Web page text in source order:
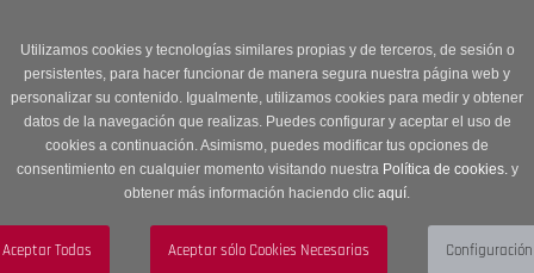
Utilizamos cookies y tecnologías similares propias y de terceros, de sesión o
persistentes, para hacer funcionar de manera segura nuestra página web y
personalizar su contenido. Igualmente, utilizamos cookies para medir y obtener
datos de la navegación que realizas. Puedes configurar y aceptar el uso de
cookies a continuación. Asimismo, puedes modificar tus opciones de
consentimiento en cualquier momento visitando nuestra Política de cookies.y
obtener más información haciendo clic aquí.
descuento en Sección OUTLET con código OUTLET20
navigation
Menú